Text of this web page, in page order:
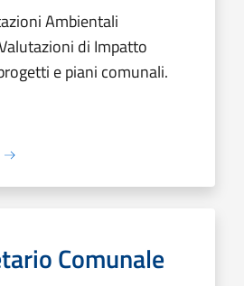
Ambientali
di Impatto
e piani comunali.
Comunale